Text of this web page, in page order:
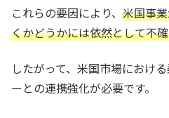
これらの要因により、 米国事
くかどうかには依然として不
したがって、米国市場におけ
ーとの連携強化が必要です。